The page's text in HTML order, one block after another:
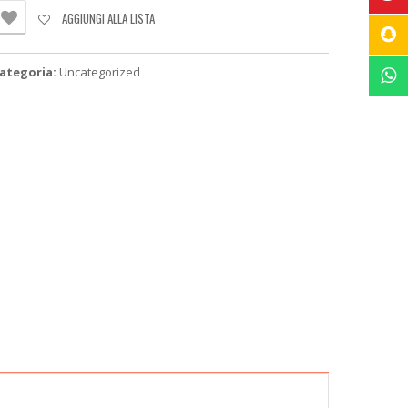
45
ADATTATOREAGGIUNGI ALLA LISTA
Uncategorized